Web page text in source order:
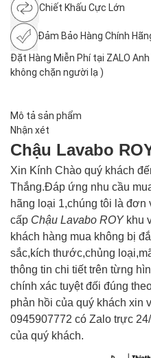
Chiết Khấu Cực Lớn
Đảm Bảo Hàng Chính
Đặt Hàng Miễn Phí tại ZALO
không chặn người lạ )
Mô tả sản phẩm
Nhận xét
Chậu Lavabo
Xin Kính Chào quý khách
Thắng.Đáp ứng nhu cầu
hãng loại 1,chúng tôi là đơn
cấp Chậu Lavabo ROY khu
khách hàng mua không bị
sắc,kích thước,chủng
thông tin chi tiết trên từng
chính xác tuyệt đối đúng
phản hồi của quý khách xin
0945907772 có Zalo trực
của quý khách.